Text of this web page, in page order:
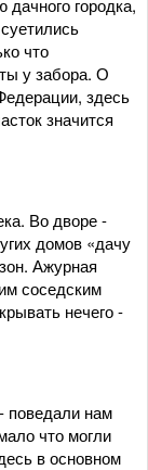
дачного городка,
что
у забора. О
здесь
значится
Во дворе -
домов «дачу
Ажурная
соседским
нечего -
поведали нам
что могли
в основном